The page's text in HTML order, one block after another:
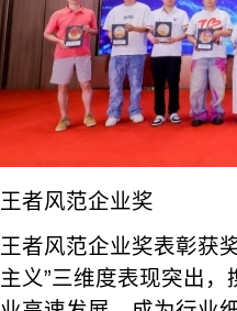
王者风范企业奖
王者风范企业奖表彰获
主义”三维度表现突出